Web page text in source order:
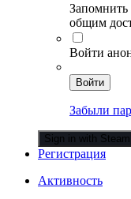
Запомнить
общим
Войти
Войти
Забыли
Sign in with Steam
Регистрация
Активность